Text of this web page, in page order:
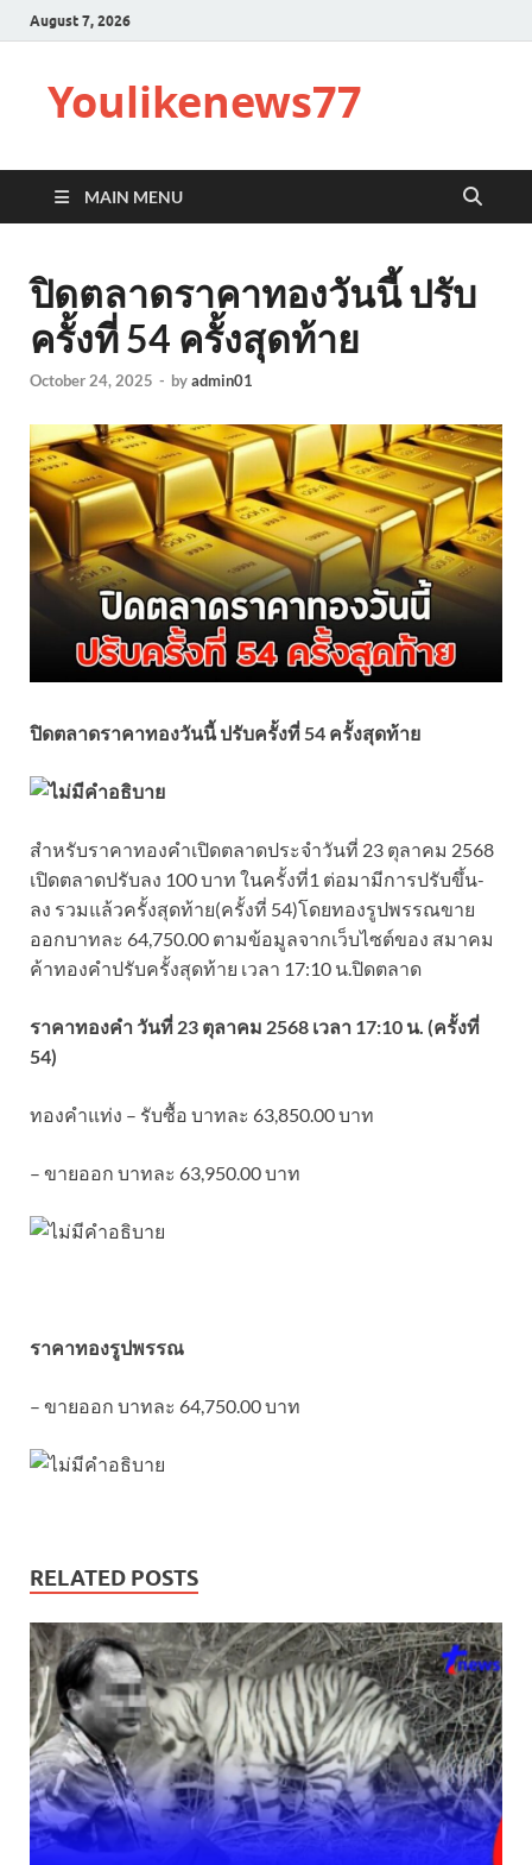
August 7, 2026
Youlikenews77
MAIN MENU
ปิดตลาดราคาทองวันนี้ ปรับ
ครั้งที่ 54 ครั้งสุดท้าย
October 24, 2025 - byadmin01
ปิดตลาดราคาทองวันนี้ ปรับครั้งที่ 54 ครั้งสุดท้าย
สำหรับราคาทองคำเปิดตลาดประจำวันที่ 23 ตุลาคม 2568
เปิดตลาดปรับลง 100 บาท ในครั้งที่1 ต่อมามีการปรับขึ้น-
ลง รวมแล้วครั้งสุดท้าย(ครั้งที่ 54)โดยทองรูปพรรณขาย
ออกบาทละ 64,750.00 ตามข้อมูลจากเว็บไซต์ของ สมาคม
ค้าทองคำปรับครั้งสุดท้าย เวลา 17:10 น.ปิดตลาด
ราคาทองคำ วันที่ 23 ตุลาคม 2568 เวลา 17:10 น. (ครั้งที่
54)
ทองคำแท่ง – รับซื้อ บาทละ 63,850.00 บาท
– ขายออก บาทละ 63,950.00 บาท
ราคาทองรูปพรรณ
– ขายออก บาทละ 64,750.00 บาท
RELATED POSTS